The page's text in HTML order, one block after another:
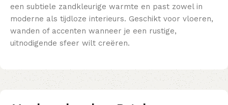
een subtiele zandkleurige warmte en past zowel in
moderne als tijdloze interieurs. Geschikt voor vloeren,
wanden of accenten wanneer je een rustige,
uitnodigende sfeer wilt creëren.